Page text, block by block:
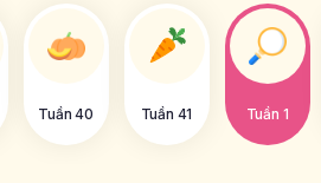
Tuần 40 Tuần 41 Tuần 1